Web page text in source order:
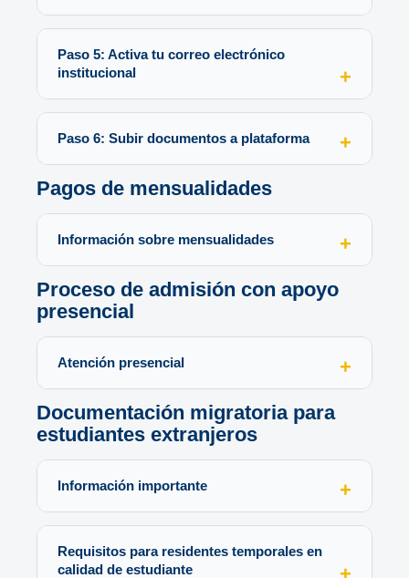
Paso 5: Activa tu correo electrónico
institucional
Paso 6: Subir documentos a plataforma
Pagos de mensualidades
Información sobre mensualidades
Proceso de admisión con apoyo
presencial
Atención presencial
Documentación migratoria para
estudiantes extranjeros
Información importante
Requisitos para residentes temporales en
calidad de estudiante